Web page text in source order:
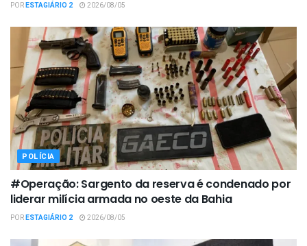
PORESTAGIÁRIO 2 2026/08/05
POLÍCIA
#Operação: Sargento da reserva é condenado por
liderar milícia armada no oeste da Bahia
PORESTAGIÁRIO 2 2026/08/05